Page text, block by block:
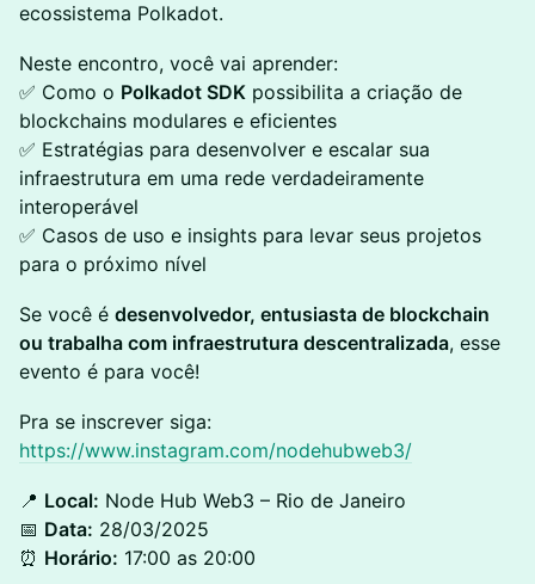
ecossistema Polkadot.
Neste encontro, você vai aprender:
✅ Como o Polkadot SDK possibilita a criação de
blockchains modulares e eficientes
✅ Estratégias para desenvolver e escalar sua
infraestrutura em uma rede verdadeiramente
interoperável
✅ Casos de uso e insights para levar seus projetos
para o próximo nível
Se você é desenvolvedor, entusiasta de blockchain
ou trabalha com infraestrutura descentralizada, esse
evento é para você!
Pra se inscrever siga:
https://www.instagram.com/nodehubweb3/
📍 Local: Node Hub Web3 – Rio de Janeiro
📅 Data: 28/03/2025
⏰ Horário: 17:00 as 20:00